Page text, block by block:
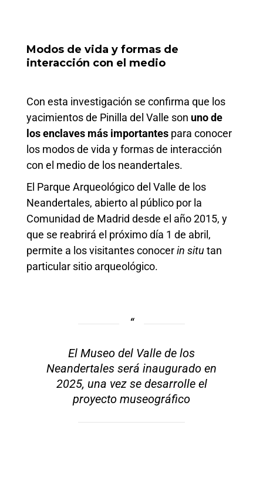
Modos de vida y formas de
interacción con el medio
Con esta investigación se confirma que los
yacimientos de Pinilla del Valle son uno de
los enclaves más importantes para conocer
los modos de vida y formas de interacción
con el medio de los neandertales.
El Parque Arqueológico del Valle de los
Neandertales, abierto al público por la
Comunidad de Madrid desde el año 2015, y
que se reabrirá el próximo día 1 de abril,
permite a los visitantes conocerin situ tan
particular sitio arqueológico.
El Museo del Valle de los
Neandertales será inaugurado en
2025, una vez se desarrolle el
proyecto museográfico